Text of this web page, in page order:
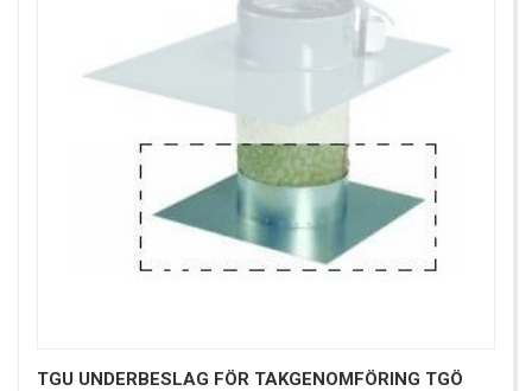
TGU UNDERBESLAG FÖR TAKGENOMFÖRING TGÖ